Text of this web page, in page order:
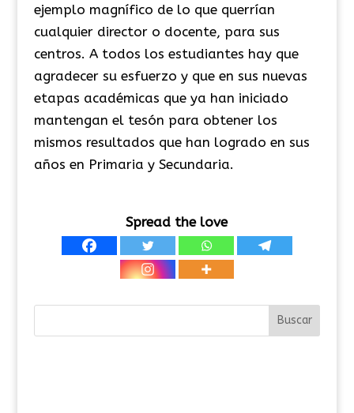
ejemplo magnífico de lo que querrían
cualquier director o docente, para sus
centros. A todos los estudiantes hay que
agradecer su esfuerzo y que en sus nuevas
etapas académicas que ya han iniciado
mantengan el tesón para obtener los
mismos resultados que han logrado en sus
años en Primaria y Secundaria.
Spread the love